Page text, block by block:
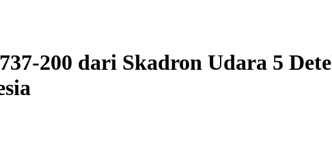
200 dari Skadron Udara 5